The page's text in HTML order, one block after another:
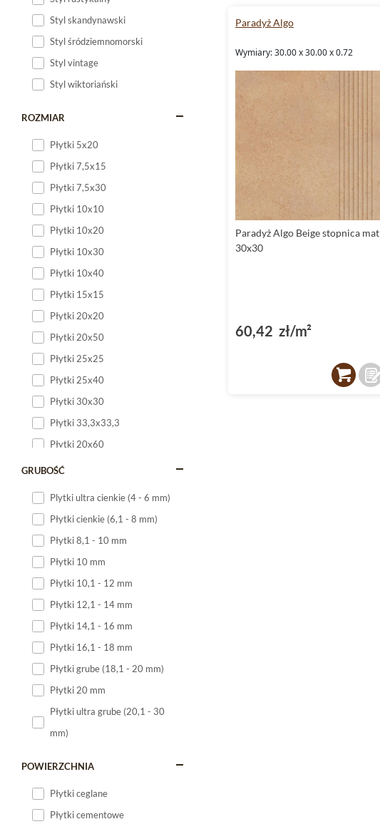
Styl skandynawski
Styl śródziemnomorski
Styl vintage
Styl wiktoriański
ROZMIAR
Płytki 5x20
Płytki 7,5x15
Płytki 7,5x30
Płytki 10x10
Płytki 10x20
Płytki 10x30
Płytki 10x40
Płytki 15x15
Płytki 20x20
Płytki 20x50
Płytki 25x25
Płytki 25x40
Płytki 30x30
Płytki 33,3x33,3
Płytki 20x60
Płytki 20x120
Płytki małe
GRUBOŚĆ
Plytki ultra cienkie (4 - 6 mm)
Płytki cienkie (6,1 - 8 mm)
Płytki 8,1 - 10 mm
Płytki 10 mm
Płytki 10,1 - 12 mm
Płytki 12,1 - 14 mm
Płytki 14,1 - 16 mm
Płytki 16,1 - 18 mm
Płytki grube (18,1 - 20 mm)
Płytki 20 mm
Płytki ultra grube (20,1 - 30
mm)
POWIERZCHNIA
Płytki ceglane
Płytki cementowe
Paradyż Algo
Wymiary: 30.00 x 30.00 x 0.72
Paradyż Algo Beige stopnica mat
30x30
60,42 zł/m²